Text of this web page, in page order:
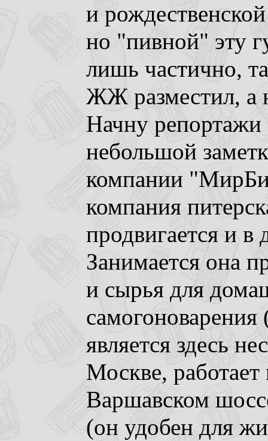
и
но "пивной" эту
лишь частично,
ЖЖ разместил, а
Начну репортажи
небольшой
компании
компания
продвигается и в
Занимается она
и сырья для
является здесь
Москве, работает
Варшавском
(он удобен для